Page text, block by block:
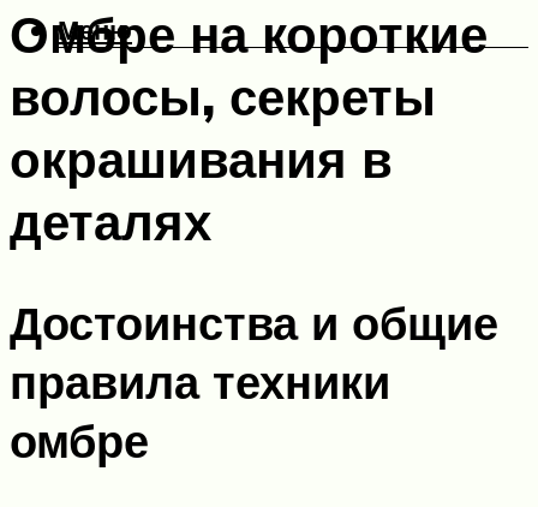
Меню
Омбре на короткие
волосы, секреты
окрашивания в
деталях
Достоинства и общие
правила техники
омбре